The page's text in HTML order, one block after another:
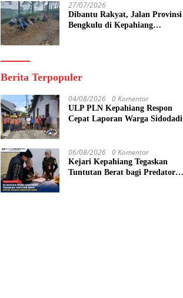
27/07/2026
Dibantu Rakyat, Jalan Provinsi
Bengkulu di Kepahiang
Berita Terpopuler
04/08/2026 0 Komentar
ULP PLN Kepahiang Respon
Cepat Laporan Warga Sidodadi
06/08/2026 0 Komentar
Kejari Kepahiang Tegaskan
Tuntutan Berat bagi Predator